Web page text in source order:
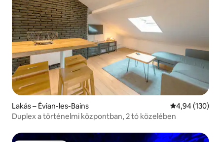
Lakás – Évian-les-Bains Átlagos
4,94 (130)
Duplex a történelmi központban, 2 tó közelében